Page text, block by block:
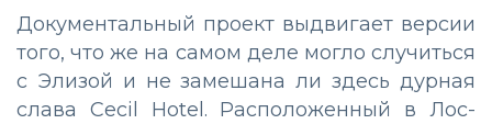
Документальный проект выдвигает версии
того, что же на самом деле могло случиться
с Элизой и не замешана ли здесь дурная
слава Cecil Hotel. Расположенный в Лос-